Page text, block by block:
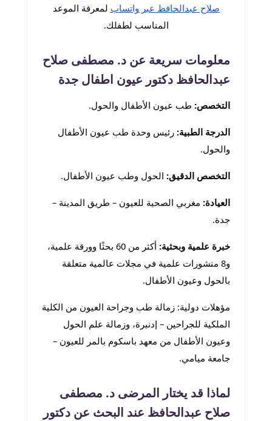
صلاح عبدالحافظ عبر واتساب لمعرفة الموعد
المناسب لطفلك.
معلومات سريعة عن د. مصطفى صلاح
عبدالحافظ دكتور عيون اطفال جدة
التخصص: طب عيون الأطفال والحول.
الدرجة الطبية: رئيس وحدة طب عيون الأطفال
والحول.
التخصص الدقيق: الحول وطب عيون الأطفال.
العيادة: مغربي الصحية للعيون – طريق المدينة –
جدة.
خبرة علمية وبحثية:
أكثر من 60 بحثًا وورقة علمية،
و8 منشورات علمية في مجلات عالمية متعلقة
بالحول وعيون الأطفال.
مؤهلات دولية: زمالة طب وجراحة العيون من الكلية
الملكية للجراحين – إدنبرة، وزمالة علم الحول
وعيون الأطفال من معهد باسكوم بالمر للعيون –
جامعة ميامي.
لماذا قد يختار المرضى د. مصطفى
صلاح عبدالحافظ عند البحث عن دكتور